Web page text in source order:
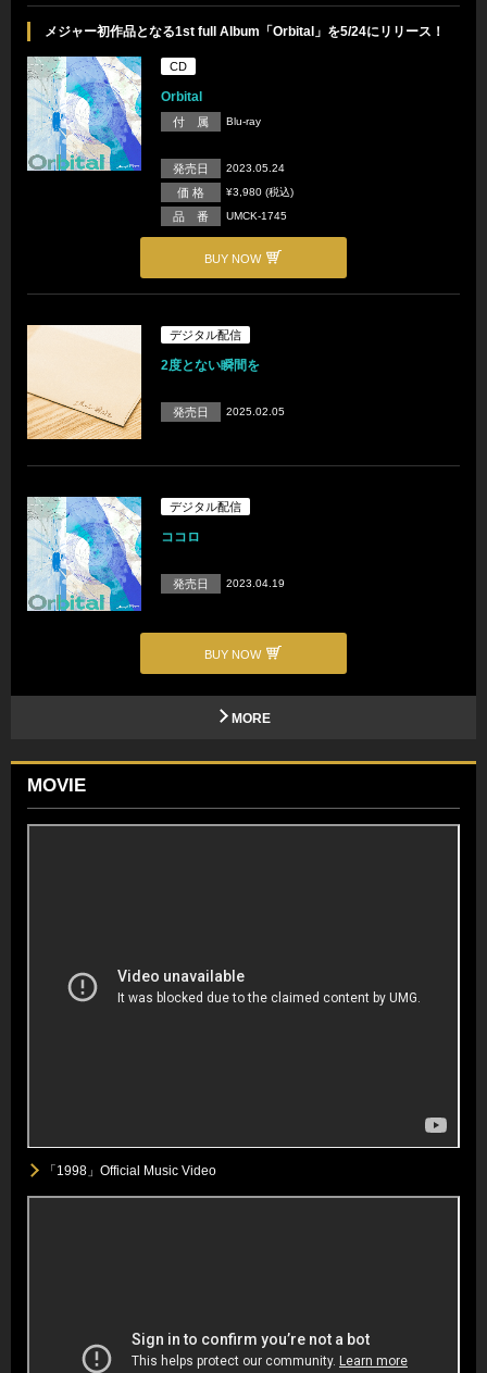
メジャー初作品となる1st full Album「Orbital」を5/24にリリース！
CD
Orbital
付 属 Blu-ray
発売日 2023.05.24
価 格 ¥3,980 (税込)
品 番 UMCK-1745
BUY NOW
デジタル配信
2度とない瞬間を
発売日 2025.02.05
デジタル配信
ココロ
発売日 2023.04.19
BUY NOW
MORE
MOVIE
「1998」Official Music Video